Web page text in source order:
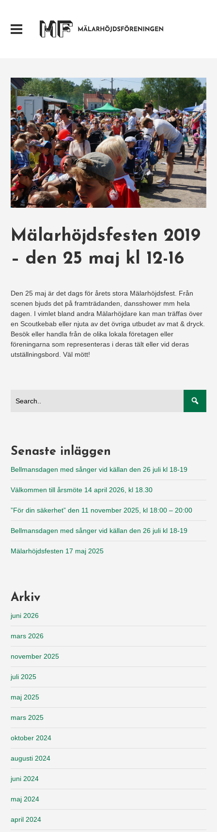
Mälarhöjdsfesten 2019
– den 25 maj kl 12-16
Den 25 maj är det dags för årets stora Mälarhöjdsfest. Från
scenen bjuds det på framträdanden, dansshower mm hela
dagen. I vimlet bland andra Mälarhöjdare kan man träffas över
en Scoutkebab eller njuta av det övriga utbudet av mat & dryck.
Besök eller handla från de olika lokala företagen eller
föreningarna som representeras i deras tält eller vid deras
utställningsbord. Väl mött!
Senaste inläggen
Bellmansdagen med sånger vid källan den 26 juli kl 18-19
Välkommen till årsmöte 14 april 2026, kl 18.30
”För din säkerhet” den 11 november 2025, kl 18:00 – 20:00
Bellmansdagen med sånger vid källan den 26 juli kl 18-19
Mälarhöjdsfesten 17 maj 2025
Arkiv
juni 2026
mars 2026
november 2025
juli 2025
maj 2025
mars 2025
oktober 2024
augusti 2024
juni 2024
maj 2024
april 2024